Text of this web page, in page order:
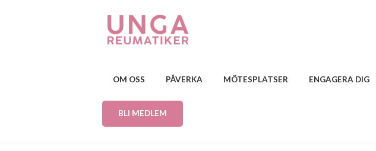
OM OSS PÅVERKA MÖTESPLATSER ENGAGERA DIG
BLI MEDLEM